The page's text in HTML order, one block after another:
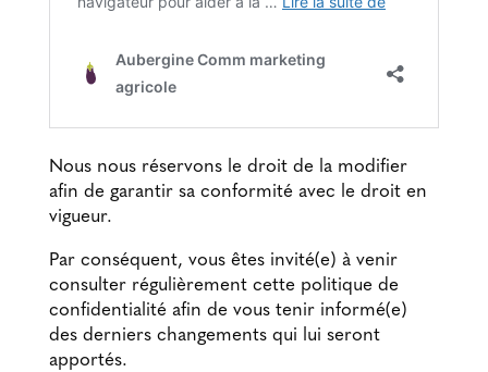
Nous nous réservons le droit de la modifier
afin de garantir sa conformité avec le droit en
vigueur.
Par conséquent, vous êtes invité(e) à venir
consulter régulièrement cette politique de
confidentialité afin de vous tenir informé(e)
des derniers changements qui lui seront
apportés.